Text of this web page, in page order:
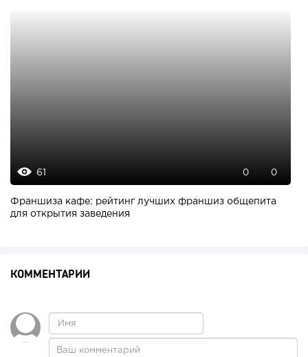
61 0 0
Франшиза кафе: рейтинг лучших франшиз общепита
для открытия заведения
КОММЕНТАРИИ